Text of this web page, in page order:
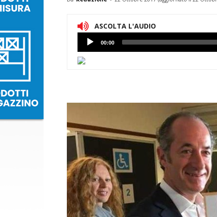
ASCOLTA L'AUDIO
Lettore
Audio
00:00